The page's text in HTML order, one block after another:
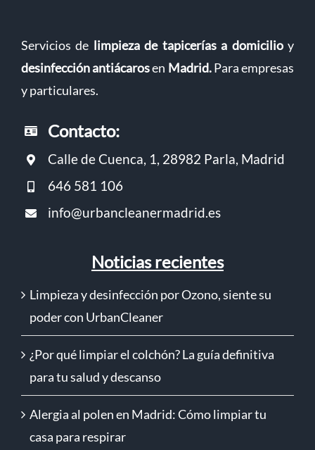
Servicios de limpieza de tapicerías a domicilioy
desinfección antiácarosen Madrid.Para empresas
y particulares.
Contacto:
Calle de Cuenca, 1, 28982 Parla, Madrid
646 581 106
info@urbancleanermadrid.es
Noticias recientes
Limpieza y desinfección por Ozono, siente su
poder con UrbanCleaner
¿Por qué limpiar el colchón? La guía definitiva
para tu salud y descanso
Alergia al polen en Madrid: Cómo limpiar tu
casa para respirar